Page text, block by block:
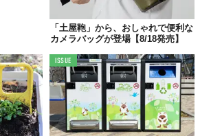
「土屋鞄」から、おしゃれで便利な
カメラバッグが登場【8/18発売】
ISSUE